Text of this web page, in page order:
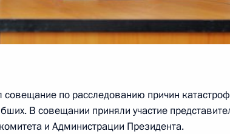
по расследованию причин
В совещании приняли участие
и Администрации Президента.